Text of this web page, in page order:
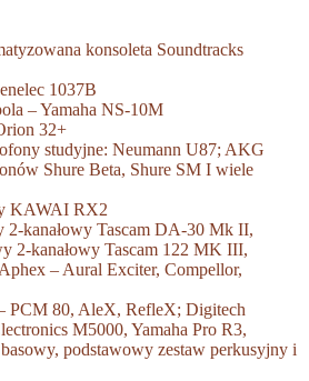
konsoleta Soundtracks
1037B
– Yamaha NS-10M
32+
studyjne: Neumann U87; AKG
Shure Beta, Shure SM I wiele
KAWAI RX2
kanałowy Tascam DA-30 Mk II,
2-kanałowy Tascam 122 MK III,
– Aural Exciter, Compellor,
PCM 80, AleX, RefleX; Digitech
M5000, Yamaha Pro R3,
podstawowy zestaw perkusyjny i